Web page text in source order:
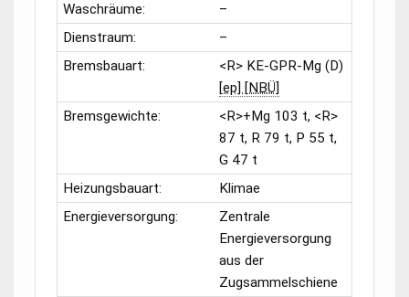
Waschräume:
–
Dienstraum:
–
Bremsbauart:
<R> KE-GPR-Mg (D)
[ep] [NBÜ]
Bremsgewichte:
<R>+Mg 103 t, <R>
87 t, R 79 t, P 55 t,
G 47 t
Heizungsbauart:
Klimae
Energieversorgung:
Zentrale
Energieversorgung
aus der
Zugsammelschiene